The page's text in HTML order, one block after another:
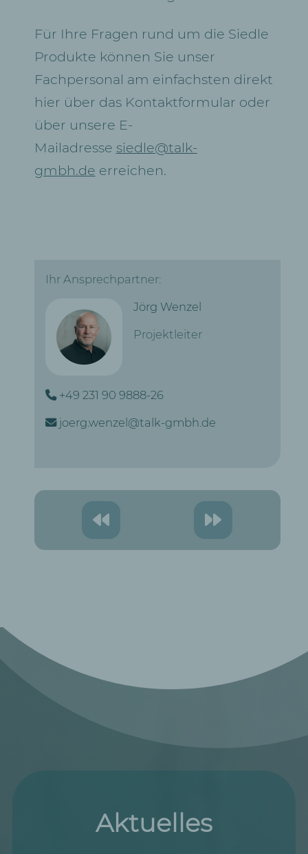
Für Ihre Fragen rund um die Siedle
Produkte können Sie unser
Fachpersonal am einfachsten direkt
hier über das Kontaktformular oder
über unsere E-
Mailadresse siedle@talk-
gmbh.de erreichen.
Ihr Ansprechpartner:
Jörg Wenzel
Projektleiter
+49 231 90 9888-26
joerg.wenzel@talk-gmbh.de
Aktuelles